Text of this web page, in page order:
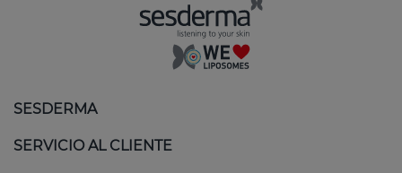
SESDERMA
SERVICIO AL CLIENTE